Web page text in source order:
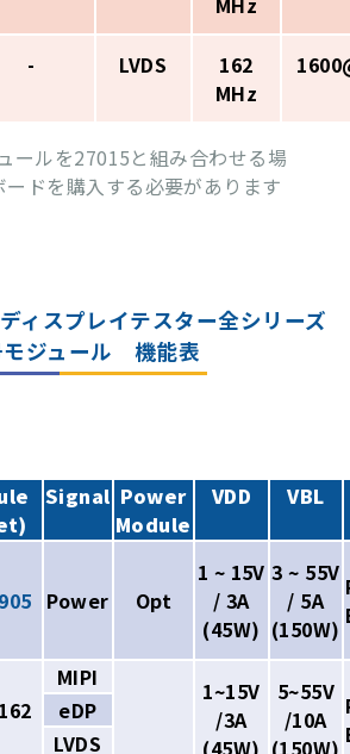
- LVDS
162
MHz
ールを27015と組み合わせる場
ドを購入する必要があります
ィスプレイテスター全シリーズ
モジュール 機能表
Signal Power
Module
VDD VBL
Power Opt
1 ~ 15V
/ 3A
(45W)
3 ~ 55V
/ 5A
(150W)
MIPI
1~15V
/3A
(45W)
5~55V
/10A
(150W)
eDP
LVDS